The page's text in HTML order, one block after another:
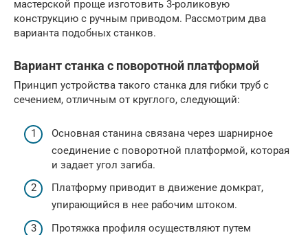
мастерской проще изготовить 3-роликовую
конструкцию с ручным приводом. Рассмотрим два
варианта подобных станков.
Вариант станка с поворотной платформой
Принцип устройства такого станка для гибки труб с
сечением, отличным от круглого, следующий:
Основная станина связана через шарнирное
соединение с поворотной платформой, которая
и задает угол загиба.
Платформу приводит в движение домкрат,
упирающийся в нее рабочим штоком.
Протяжка профиля осуществляют путем